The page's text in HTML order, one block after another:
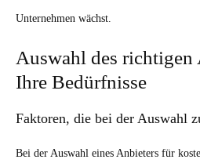
Unternehmen wächst.
Auswahl des richtigen
Ihre Bedürfnisse
Faktoren, die bei der Auswahl
Bei der Auswahl eines Anbieters für